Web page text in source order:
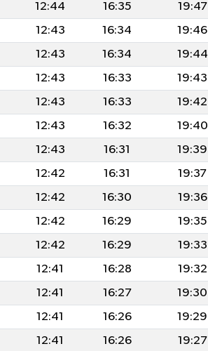
12:44 16:35 19:47
12:43 16:34 19:46
12:43 16:34 19:44
12:43 16:33 19:43
12:43 16:33 19:42
12:43 16:32 19:40
12:43 16:31 19:39
12:42 16:31 19:37
12:42 16:30 19:36
12:42 16:29 19:35
12:42 16:29 19:33
12:41 16:28 19:32
12:41 16:27 19:30
12:41 16:26 19:29
12:41 16:26 19:27